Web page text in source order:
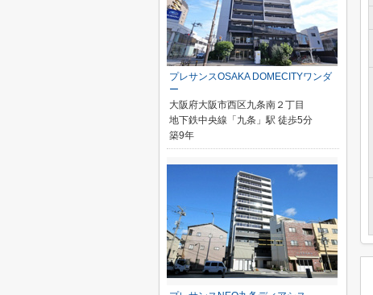
プレサンスOSAKA DOMECITYワンダ
ー
大阪府大阪市西区九条南２丁目
地下鉄中央線「九条」駅 徒歩5分
築9年